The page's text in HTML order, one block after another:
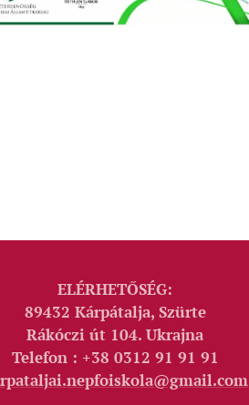
ELÉRHETŐSÉG:
89432 Kárpátalja, Szürte
Rákóczi út 104. Ukrajna
Telefon : +38 0312 91 91 91